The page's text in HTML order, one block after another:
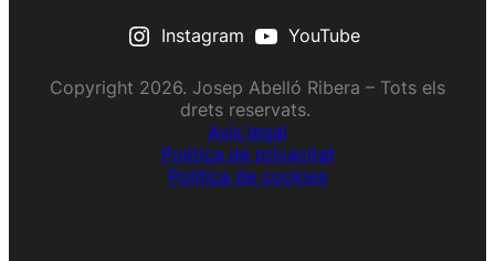
Instagram YouTube
Copyright 2026. Josep Abelló Ribera – Tots els
drets reservats.
Avís legal
Política de privacitat
Política de cookies